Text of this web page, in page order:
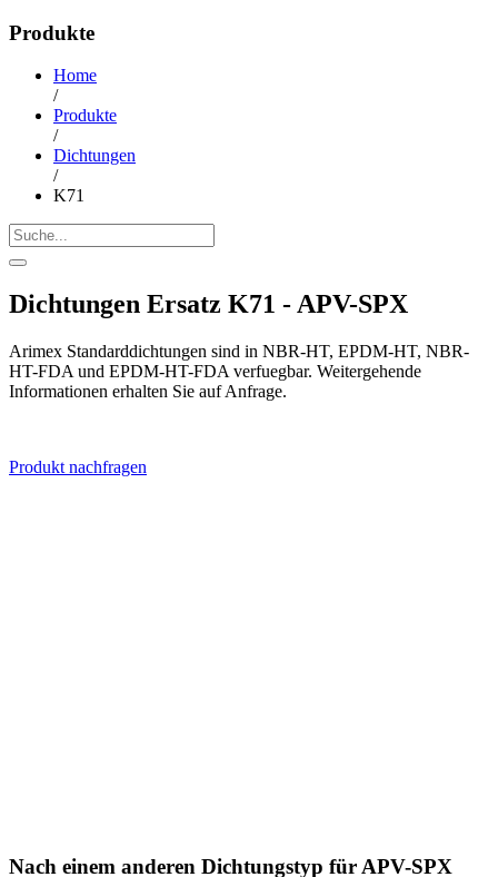
Produkte
Home
/
Produkte
/
Dichtungen
/
K71
Dichtungen Ersatz K71 - APV-SPX
Arimex Standarddichtungen sind in NBR-HT, EPDM-HT, NBR-
HT-FDA und EPDM-HT-FDA verfuegbar. Weitergehende
Informationen erhalten Sie auf Anfrage.
Produkt nachfragen
Nach einem anderen Dichtungstyp für APV-SPX